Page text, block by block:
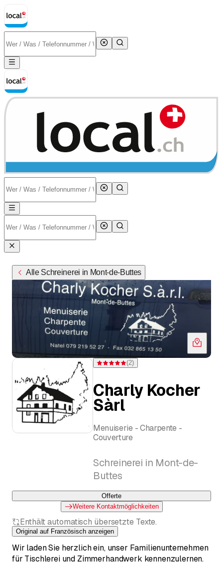
Alle Schreinerei in Mont-de-Buttes
Bewertung 5 von 5 Sternen bei 2
(2)
Charly Kocher
Sàrl
Menuiserie - Charpente -
Couverture
Schreinerei in Mont-de-
Buttes
Offerte
Weitere Kontaktmöglichkeiten
Enthält automatisch übersetzte Texte.
Original auf Französisch anzeigen
Wir laden Sie herzlich ein, unser Familienunternehmen
für Tischlerei und Zimmerhandwerk kennenzulernen.